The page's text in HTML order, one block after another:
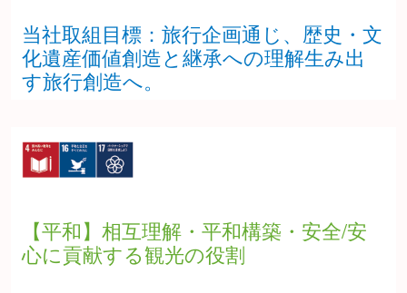
当社取組目標：旅行企画通じ、歴史・文
化遺産価値創造と継承への理解生み出
す旅行創造へ。
【平和】相互理解・平和構築・安全/安
心に貢献する観光の役割